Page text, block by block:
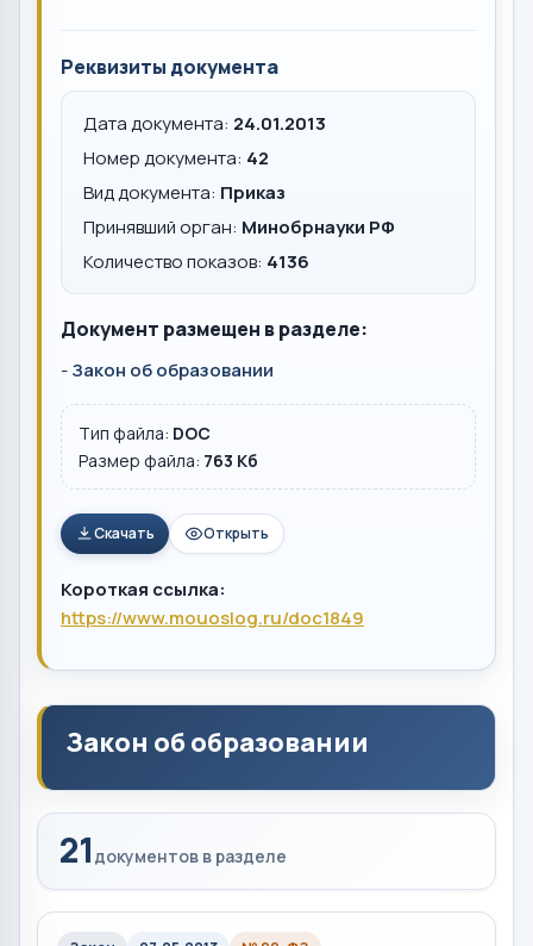
Реквизиты документа
Дата документа: 24.01.2013
Номер документа: 42
Вид документа: Приказ
Принявший орган: Минобрнауки РФ
Количество показов: 4136
Документ размещен в разделе:
-Закон об образовании
Тип файла: DOC
Размер файла: 763 Кб
Скачать Открыть
Короткая ссылка:
https://www.mouoslog.ru/doc1849
Закон об образовании
21 документов в разделе